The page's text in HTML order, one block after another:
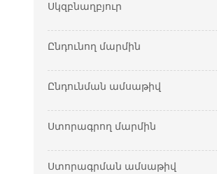
Սկզբնաղբյուր
Ընդունող մարմին
Ընդունման ամսաթիվ
Ստորագրող մարմին
Ստորագրման ամսաթիվ